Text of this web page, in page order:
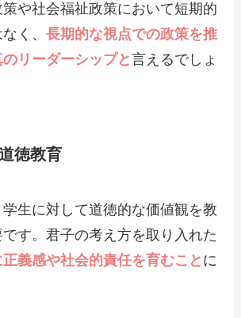
や社会福祉政策において短期的
なく、長期的な視点での政策を推
リーダーシップと言えるでしょ
徳教育
生に対して道徳的な価値観を教
す。君子の考え方を取り入れた
義感や社会的責任を育むこと に